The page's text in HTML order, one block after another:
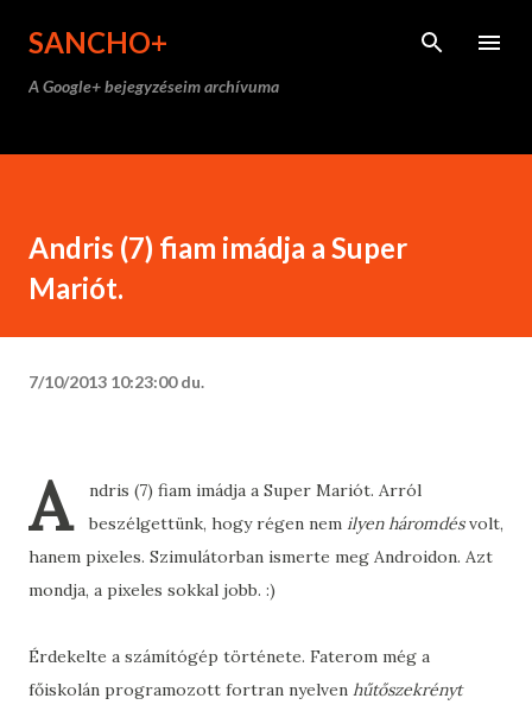
SANCHO+
A Google+ bejegyzéseim archívuma
Andris (7) fiam imádja a Super
Mariót.
7/10/2013 10:23:00 du.
A
ndris (7) fiam imádja a Super Mariót. Arról
beszélgettünk, hogy régen nem ilyen háromdésvolt,
hanem pixeles. Szimulátorban ismerte meg Androidon. Azt
mondja, a pixeles sokkal jobb. :)
Érdekelte a számítógép története. Faterom még a
főiskolán programozott fortran nyelven hűtőszekrényt